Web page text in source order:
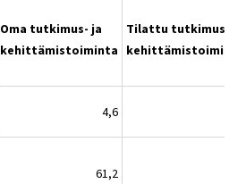
Oma tutkimus- ja
kehittämistoiminta
Tilattu tutkimus- ja
kehittämistoiminta
4,6
61,2